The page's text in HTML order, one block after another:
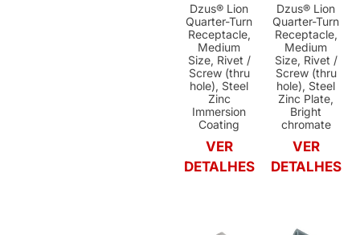
Dzus® Lion
Quarter-Turn
Receptacle,
Medium
Size, Rivet /
Screw (thru
hole), Steel
Zinc
Immersion
Coating
VER
DETALHES
Dzus® Lion
Quarter-Turn
Receptacle,
Medium
Size, Rivet /
Screw (thru
hole), Steel
Zinc Plate,
Bright
chromate
VER
DETALHES